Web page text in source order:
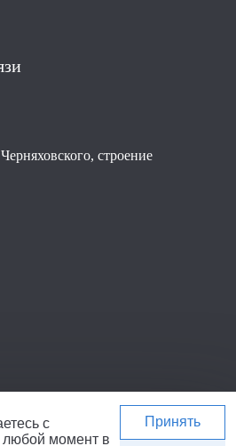
строение
ООО «Уралплит» | ИНН/
с
любой момент в
Принять